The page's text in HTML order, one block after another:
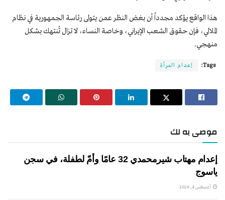
هذا الواقع يؤكد مجدداً أن بغض النظر عمن يتولى رئاسة الجمهورية في نظام
الملالي، فإن حقوق الشعب الإيراني، وخاصة النساء، لا تزال تُنتهك بشكل
منهجي.
Tags: إعدام المرأة
موصى به لك
إعدام مهتاب شيرمحمدي 32 عامًا وأمّ لطفلة، في سجن
ياسوج
أغسطس 4, 2026